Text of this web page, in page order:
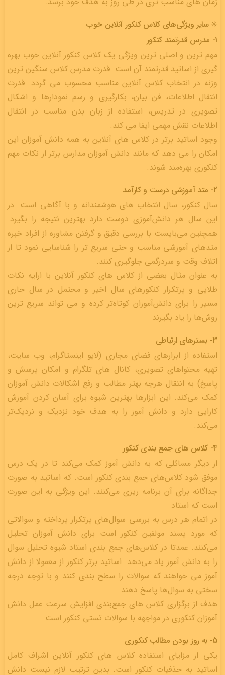
✳️ سایر ویژگی‌های کلاس کنکور آنلاین خوب
1- مدرس قدرتمند کنکور
مهم ترین و اصلی ترین ویژگی یک کلاس کنکور آنلاین خوب بهره
گیری از اساتید قدرتمند آن است. قدرت مدرس کلاس سنگین ترین
وزنه در انتخاب کلاس آنلاین مناسب محسوب می گردد. قدرت
انتقال اطلاعات، فن بیان، بکارگیری و رسم نمودارها و اشکال
تصویری در تدریس، استفاده از زبان بدن مناسب در انتقال
اطلاعات نقش مهمی ایفا می کند.
وجود اساتید برتر در کلاس های آنلاین به همه دانش آموزان این
امکان را می دهد که مانند دانش آموزان مدارس برتر از نکات مهم
کنکوری بهره‌مند شوند.
2- متد آموزشی درست و کارآمد
سال کنکور، سال انتخاب های هوشمندانه و با آگاهی است. در
این سال هر دانش‌آموزی دوست دارد بهترین نتیجه را بگیرد.
همچنین می‌بایست با بررسی دقیق و گرفتن مشاوره از افراد خبره
متدهای آموزشی مناسب و حتی سریع تر را شناسایی نمود تا از
اتلاف وقت و سردرگمی جلوگیری کنند.
به عنوان مثال بعضی از کلاس های کنکور آنلاین با ارایه نکات
طلایی و پرتکرار کنکورهای سال اخیر و محتمل در سال جاری
مسیر را برای دانش‌آموزان کوتاه‌تر کرده و می تواند سریع ترین
روش‌ها را یاد بگیرند
3- بسترهای ارتباطی
استفاده از ابزارهای فضای مجازی (لایو اینستاگرام، وب سایت،
تهیه محتواهای تصویری، کانال های تلگرام و امکان پرسش و
پاسخ) به انتقال هرچه بهتر مطالب و رفع اشکالات دانش آموزان
کمک می‌‌کند. این ابزارها بهترین شیوه برای آسان کردن آموزش
کارایی دارد و دانش آموز را به هدف خود نزدیک و نزدیک‌تر
می‌کند.
4- کلاس های جمع بندی کنکور
از دیگر مسائلی که به دانش آموز کمک می‌کند تا در یک درس
موفق شود کلاس‌های جمع بندی کنکور است. که اساتید به صورت
جداگانه برای آن برنامه ریزی می‌کنند. این ویژگی به این صورت
است که استاد
در اتمام هر درس به بررسی سوال‌های پرتکرار پرداخته و سوالاتی
که مورد پسند مولفین کنکور است برای دانش آموزان تحلیل
می‌کنند. عمدتا در کلاس‌های جمع بندی استاد شیوه‌ تحلیل سوال
را به دانش آموز یاد می‌دهد. اساتید برتر کنکور از معمولا از دانش
آموز می خواهند که سوالات را سطح بندی کنند و با توجه درجه
سختی به سوال‌ها پاسخ دهند.
هدف از برگزاری کلاس های جمع‌بندی افزایش سرعت عمل دانش
آموزان کنکوری در مواجهه با سوالات تستی کنکور است.
5- به روز بودن مطالب کنکوری
یکی از مزایای استفاده کلاس های کنکور آنلاین اشراف کامل
اساتید به حذفیات کنکور است. بدین ترتیب لازم نیست دانش